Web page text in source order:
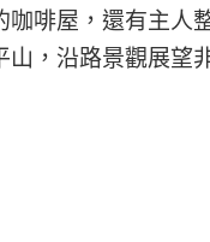
啡屋，還有主人
，沿路景觀展望